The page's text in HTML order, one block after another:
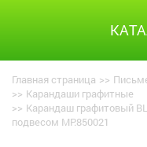
Главная страница >>
>> Карандаши графитные
>> Карандаш графитовый
подвесом MP.850021